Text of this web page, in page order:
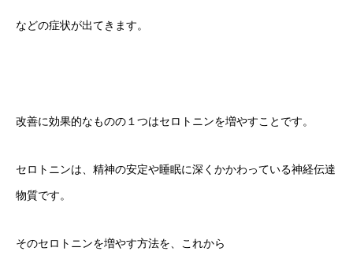
などの症状が出てきます。
改善に効果的なものの１つはセロトニンを増やすことです。
セロトニンは、精神の安定や睡眠に深くかかわっている神経伝達
物質です。
そのセロトニンを増やす方法を、これから